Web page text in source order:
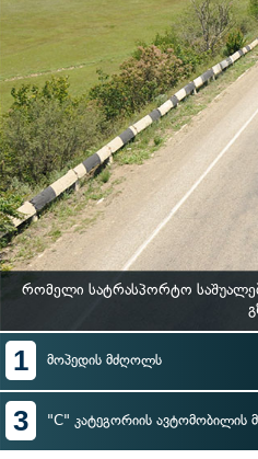
რომელი სატრასპორტო
1 მოპედის მძღოლს
3 "C" კატეგორიის ავტომობილის